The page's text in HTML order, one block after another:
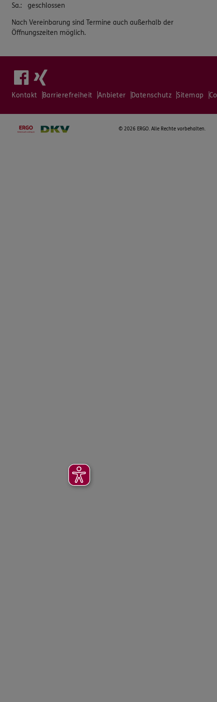
Sa.: geschlossen
Nach Vereinbarung sind Termine auch außerhalb der
Öffnungszeiten möglich.
Kontakt Barrierefreiheit Anbieter Datenschutz Sitemap
© 2026 ERGO. Alle Rechte vorbehalten.